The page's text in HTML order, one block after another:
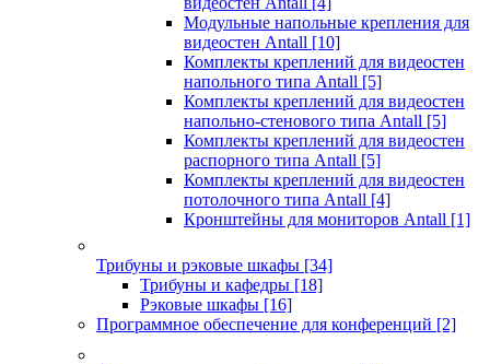
Модульные напольные крепления для
видеостен Antall [10]
Комплекты креплений для видеостен
напольного типа Antall [5]
Комплекты креплений для видеостен
напольно-стенового типа Antall [5]
Комплекты креплений для видеостен
распорного типа Antall [5]
Комплекты креплений для видеостен
потолочного типа Antall [4]
Кронштейны для мониторов Antall [1]
Трибуны и рэковые шкафы [34]
Трибуны и кафедры [18]
Рэковые шкафы [16]
Программное обеспечение для конференций [2]